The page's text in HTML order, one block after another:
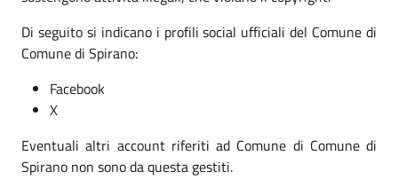
Di seguito si indicano i profili social ufficiali del Comune di
Comune di Spirano:
Facebook
X
Eventuali altri account riferiti ad Comune di Comune di
Spirano non sono da questa gestiti.